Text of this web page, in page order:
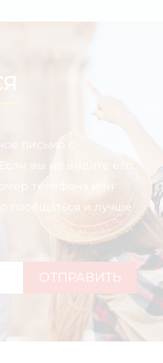
письмо с
вы не видите его,
телефона или
пообщаться и лучше
ОТПРАВИТЬ